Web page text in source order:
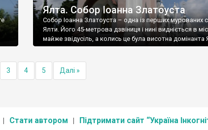
Ялта. Собор Іоанна Златоуста
Собор Іоанна Златоуста – одна із перших мурованих
Ялти. Його 45-метрова дзвіниця і нині видніється в
майже звідусіль, а колись це була висотна домінанта
3 4 5 Далі »
Стати автором Підтримати сайт “Україна